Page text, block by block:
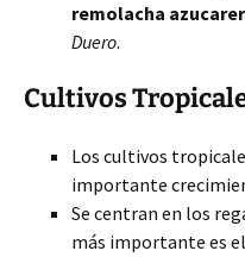
remolacha
Duero.
Cultivos
Los cultivos
importante
Se centran en los
más importante es el